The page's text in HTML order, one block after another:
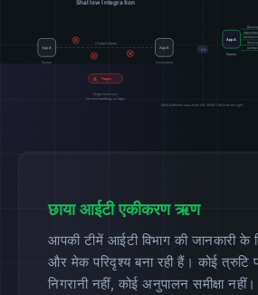
छाया आईटी एकीकरण ऋण
आपकी टीमें आईटी विभाग की जानकारी के
और मेक परिदृश्य बना रही हैं। कोई त्रुटि
निगरानी नहीं, कोई अनुपालन समीक्षा